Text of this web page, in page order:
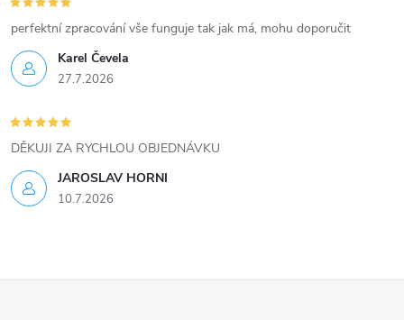
v
ý
p
i
s
u
Karel Čevela
27.7.2026
perfektní zpracování vše funguje tak jak má, mohu doporučit
JAROSLAV HORNI
10.7.2026
DĚKUJI ZA RYCHLOU OBJEDNÁVKU